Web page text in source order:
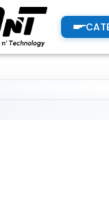
PRODUCTOS
productos destacados